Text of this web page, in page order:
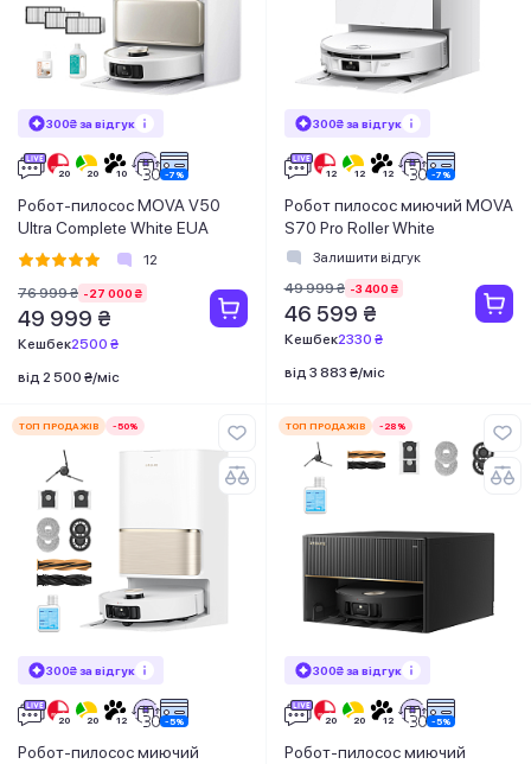
300₴ за відгук
Робот-пилосос MOVA V50
Ultra Complete White EUA
12
76 999 ₴ -27 000 ₴
49 999 ₴
Кешбек2500 ₴
від 2 500 ₴/міс
300₴ за відгук
Робот пилосос миючий MOVA
S70 Pro Roller White
Залишити відгук
49 999 ₴ -3 400 ₴
46 599 ₴
Кешбек2330 ₴
від 3 883 ₴/міс
ТОП ПРОДАЖІВ -50%
300₴ за відгук
Робот-пилосос миючий
ТОП ПРОДАЖІВ -28%
300₴ за відгук
Робот-пилосос миючий